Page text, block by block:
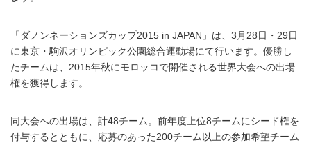
「ダノンネーションズカップ2015 in JAPAN」は、3月28日・29日
に東京・駒沢オリンピック公園総合運動場にて行います。優勝し
たチームは、2015年秋にモロッコで開催される世界大会への出場
権を獲得します。
同大会への出場は、計48チーム。前年度上位8チームにシード権を
付与するとともに、応募のあった200チーム以上の参加希望チーム